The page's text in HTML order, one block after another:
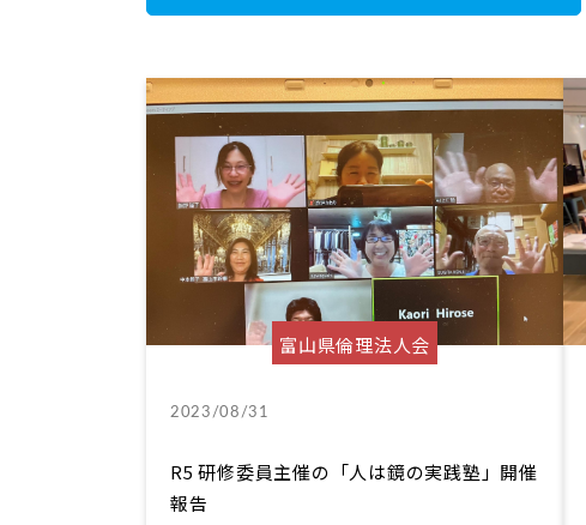
富山県倫理法人会
2023/08/31
R5 研修委員主催の「人は鏡の実践塾」開催
報告